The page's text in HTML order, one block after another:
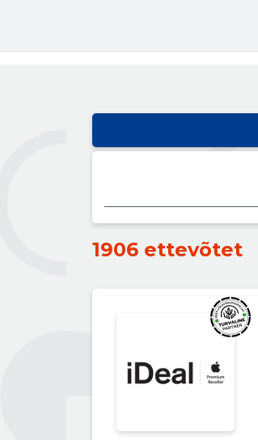
1906 ettevõtet